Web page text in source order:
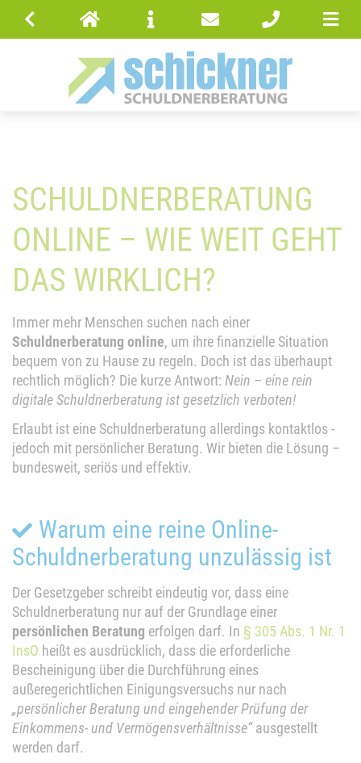
SCHULDNERBERATUNG
ONLINE – WIE WEIT GEHT
DAS WIRKLICH?
Immer mehr Menschen suchen nach einer
Schuldnerberatung online, um ihre finanzielle Situation
bequem von zu Hause zu regeln. Doch ist das überhaupt
rechtlich möglich? Die kurze Antwort: Nein – eine rein
digitale Schuldnerberatung ist gesetzlich verboten!
Erlaubt ist eine Schuldnerberatung allerdings kontaktlos -
jedoch mit persönlicher Beratung. Wir bieten die Lösung –
bundesweit, seriös und effektiv.
Warum eine reine Online-
Schuldnerberatung unzulässig ist
Der Gesetzgeber schreibt eindeutig vor, dass eine
Schuldnerberatung nur auf der Grundlage einer
persönlichen Beratung erfolgen darf. In § 305 Abs. 1 Nr. 1
InsO heißt es ausdrücklich, dass die erforderliche
Bescheinigung über die Durchführung eines
außeregerichtlichen Einigungsversuchs nur nach
„persönlicher Beratung und eingehender Prüfung der
Einkommens- und Vermögensverhältnisse“ausgestellt
werden darf.